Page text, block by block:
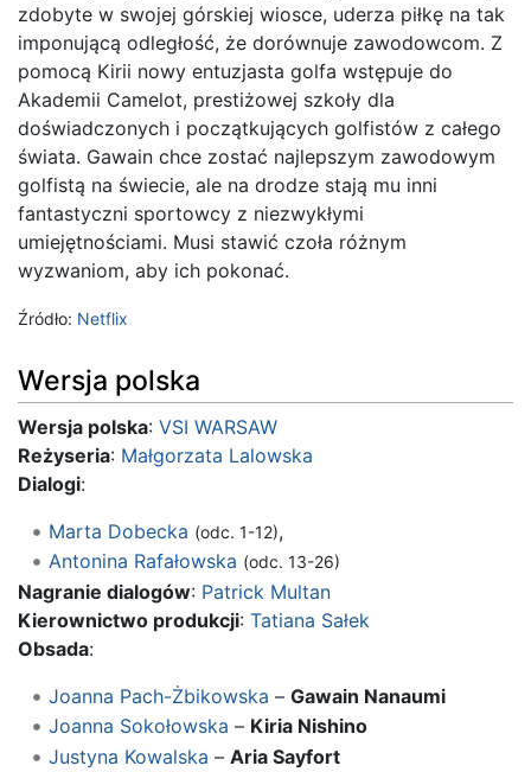
zdobyte w swojej górskiej wiosce, uderza piłkę na tak
imponującą odległość, że dorównuje zawodowcom. Z
pomocą Kirii nowy entuzjasta golfa wstępuje do
Akademii Camelot, prestiżowej szkoły dla
doświadczonych i początkujących golfistów z całego
świata. Gawain chce zostać najlepszym zawodowym
golfistą na świecie, ale na drodze stają mu inni
fantastyczni sportowcy z niezwykłymi
umiejętnościami. Musi stawić czoła różnym
wyzwaniom, aby ich pokonać.
Źródło: Netflix
Wersja polska
Wersja polska: VSI WARSAW
Reżyseria: Małgorzata Lalowska
Dialogi:
Marta Dobecka (odc. 1-12),
Antonina Rafałowska (odc. 13-26)
Nagranie dialogów: Patrick Multan
Kierownictwo produkcji: Tatiana Sałek
Obsada:
Joanna Pach-Żbikowska – Gawain Nanaumi
Joanna Sokołowska – Kiria Nishino
Justyna Kowalska – Aria Sayfort